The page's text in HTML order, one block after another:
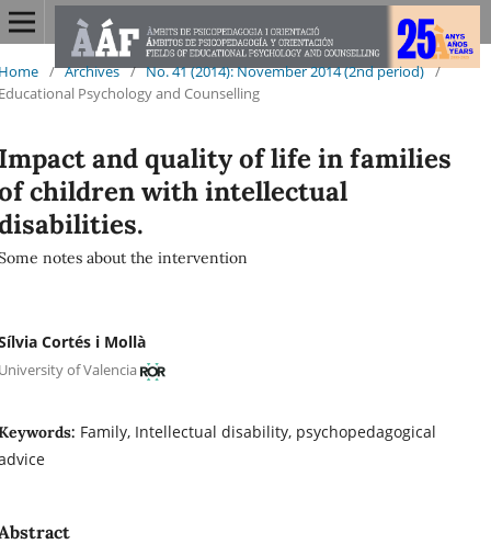
/ Archives / No. 41 (2014): November 2014 (2nd period) /
Psychology and Counselling
and quality of life in families
children with intellectual
notes about the intervention
Cortés i Mollà
of Valencia
Family, Intellectual disability, psychopedagogical